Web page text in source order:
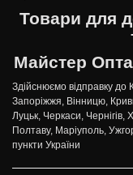
Товари для
Майстер
Здійснюємо відправку до
Запоріжжя, Вінницю,
Луцьк, Черкаси,
Полтаву, Маріуполь,
пункти України